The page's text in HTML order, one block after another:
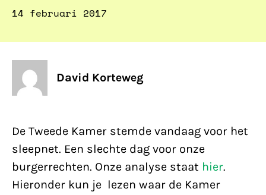
14 februari 2017
David Korteweg
De Tweede Kamer stemde vandaag voor het
sleepnet. Een slechte dag voor onze
burgerrechten. Onze analyse staat hier.
Hieronder kun je lezen waar de Kamer